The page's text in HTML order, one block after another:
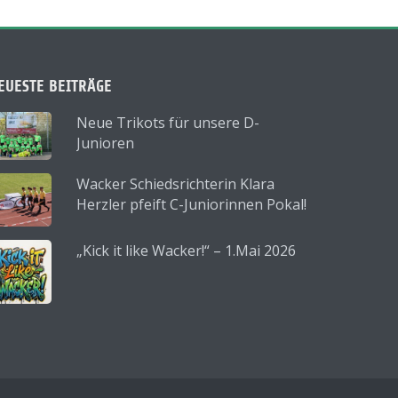
BEITRÄGE
Neue Trikots für unsere D-
Junioren
Wacker Schiedsrichterin Klara
Herzler pfeift C-Juniorinnen Pokal!
„Kick it like Wacker!“ – 1.Mai 2026